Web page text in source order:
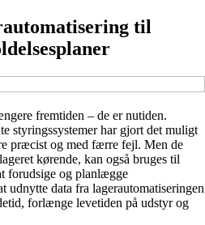
til
fremtiden – de er nutiden.
styringssystemer har gjort det muligt
præcist og med færre fejl. Men de
kørende, kan også bruges til
forudsige og planlægge
udnytte data fra lagerautomatiseringen
forlænge levetiden på udstyr og